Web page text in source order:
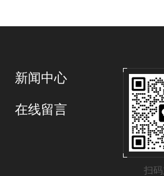
扫
新闻中心
在线留言